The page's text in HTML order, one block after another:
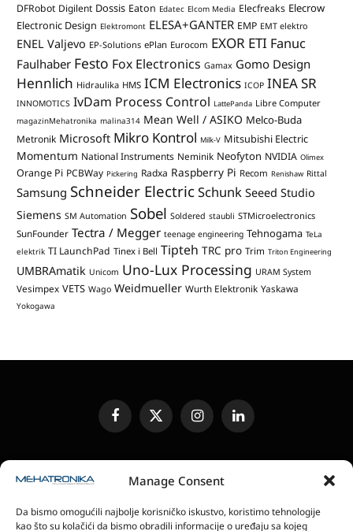
Manage Consent
Da bismo omogućili najbolje korisničko iskustvo, koristimo tehnologije
kao što su kolačići da bismo obradili informacije o uređaju sa kojeg
DFRobot Digilent Dossis Eaton Edatec Elcom Media Elecfreaks Elecrow
Electronic Design Elektromont ELESA+GANTER EMP EMT elektro
ENEL Valjevo EP-Solutions ePlan Eurocom EXOR ETI Fanuc
Faulhaber Festo Fox Electronics Gamax Gomo Design
Hennlich Hidraulika HMS ICM Electronics ICOP INEA SR
INNOMOTICS IvDam Process Control LattePanda Libre Computer
magazinMehatronika malina314 Mean Well / ASIKO Melco-Buda
Metronik Microsoft Mikro Kontrol Milk-V Mitsubishi Electric
Momentum National Instruments Neminik Neofyton NVIDIA Olimex
Orange Pi PCBWay Pickering Radxa Raspberry Pi Recom Renishaw Rittal
Samsung Schneider ElectricSchunk Seeed Studio
Siemens SM Automation Sobel Soldered staubli STMicroelectronics
SunFounder Tectra / Megger teenage engineering Tehnogama TeLa
elektrik TI LaunchPad Tinex i Bell Tipteh TRC pro Trim Triton Engineering
UMBRAmatik Unicom Uno-Lux Processing URAM System
Vesimpex VETS Wago Weidmueller Wurth Elektronik Yaskawa
Yokogawa
FacebookX
(Twitter)
InstagramLinkedIn
SLANJE JEDINICA ZA RECENZIJU
ELEKTRONSKA IZDANJA
POLITIKA PRIVATNOSTI